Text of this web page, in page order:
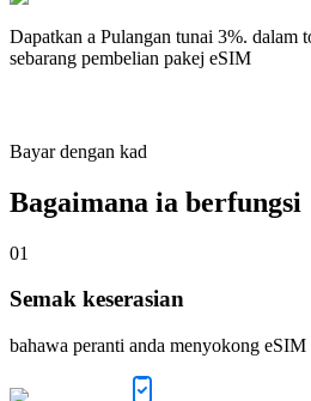
Dapatkan a Pulangan tunai 3%. dalam
sebarang pembelian pakej eSIM
Bayar dengan kad
Bagaimana ia berfungsi
01
Semak keserasian
bahawa peranti anda menyokong eSIM